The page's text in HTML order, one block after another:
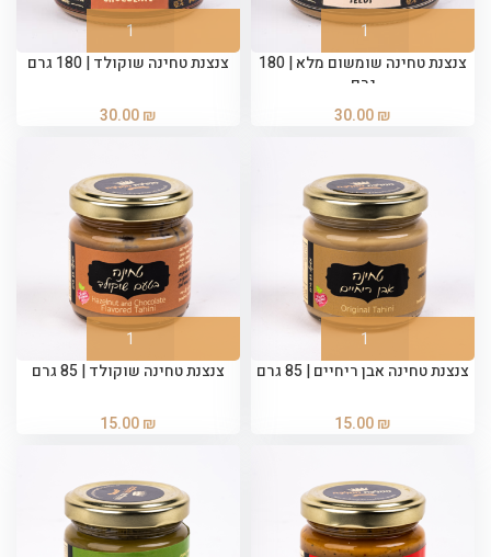
צנצנת טחינה שומשום מלא | 180
גרם
30.00₪
צנצנת טחינה שוקולד | 180 גרם
30.00₪
צנצנת טחינה אבן ריחיים | 85 גרם
15.00₪
צנצנת טחינה שוקולד | 85 גרם
15.00₪